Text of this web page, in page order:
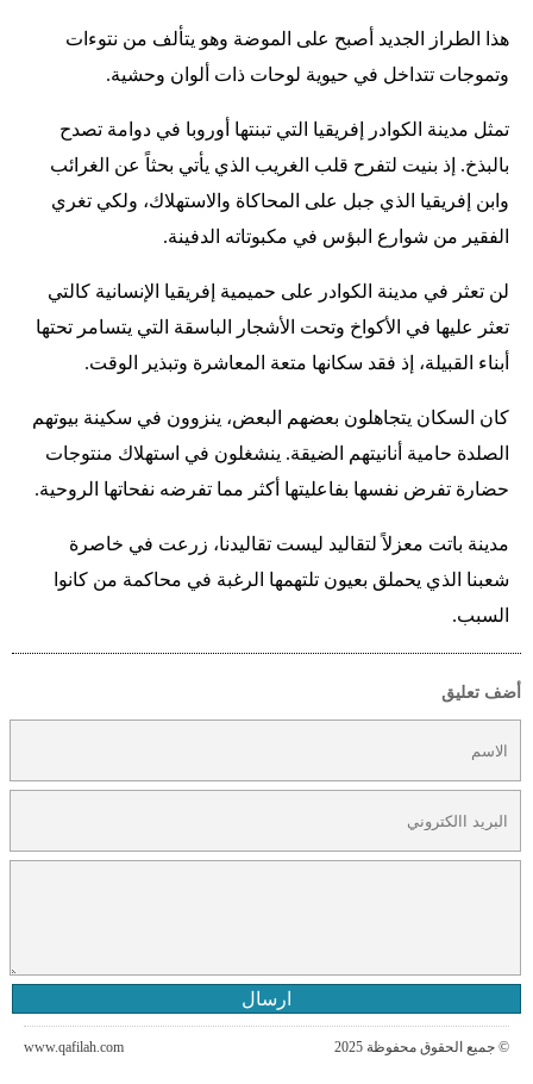
هذا الطراز الجديد أصبح على الموضة وهو يتألف من نتوءات
وتموجات تتداخل في حيوية لوحات ذات ألوان وحشية.
تمثل مدينة الكوادر إفريقيا التي تبنتها أوروبا في دوامة تصدح
بالبذخ. إذ بنيت لتفرح قلب الغريب الذي يأتي بحثاً عن الغرائب
وابن إفريقيا الذي جبل على المحاكاة والاستهلاك، ولكي تغري
الفقير من شوارع البؤس في مكبوتاته الدفينة.
لن تعثر في مدينة الكوادر على حميمية إفريقيا الإنسانية كالتي
تعثر عليها في الأكواخ وتحت الأشجار الباسقة التي يتسامر تحتها
أبناء القبيلة، إذ فقد سكانها متعة المعاشرة وتبذير الوقت.
كان السكان يتجاهلون بعضهم البعض، ينزوون في سكينة بيوتهم
الصلدة حامية أنانيتهم الضيقة. ينشغلون في استهلاك منتوجات
حضارة تفرض نفسها بفاعليتها أكثر مما تفرضه نفحاتها الروحية.
مدينة باتت معزلاً لتقاليد ليست تقاليدنا، زرعت في خاصرة
شعبنا الذي يحملق بعيون تلتهمها الرغبة في محاكمة من كانوا
السبب.
أضف تعليق
ارسال
www.qafilah.com © جميع الحقوق محفوظة 2025